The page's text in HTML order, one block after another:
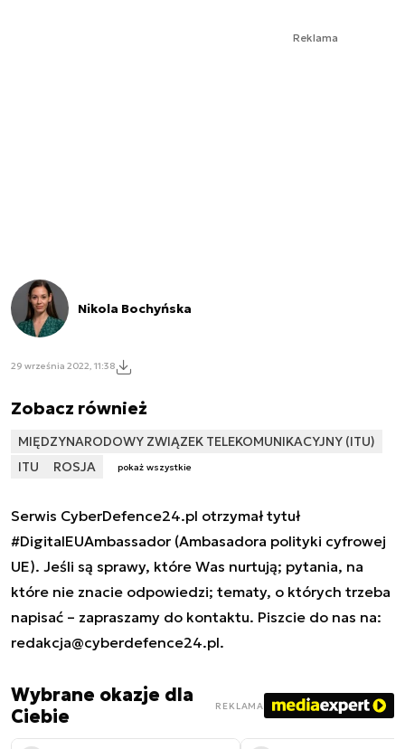
Reklama
Nikola Bochyńska
29 września 2022, 11:38
Zobacz również
MIĘDZYNARODOWY ZWIĄZEK TELEKOMUNIKACYJNY (ITU)
ITU
ROSJA pokaż wszystkie
Serwis CyberDefence24.pl otrzymał tytuł
#DigitalEUAmbassador (Ambasadora polityki cyfrowej
UE). Jeśli są sprawy, które Was nurtują; pytania, na
które nie znacie odpowiedzi; tematy, o których trzeba
napisać – zapraszamy do kontaktu. Piszcie do nas na:
redakcja@cyberdefence24.pl.
Wybrane okazje dla
Ciebie
REKLAMA